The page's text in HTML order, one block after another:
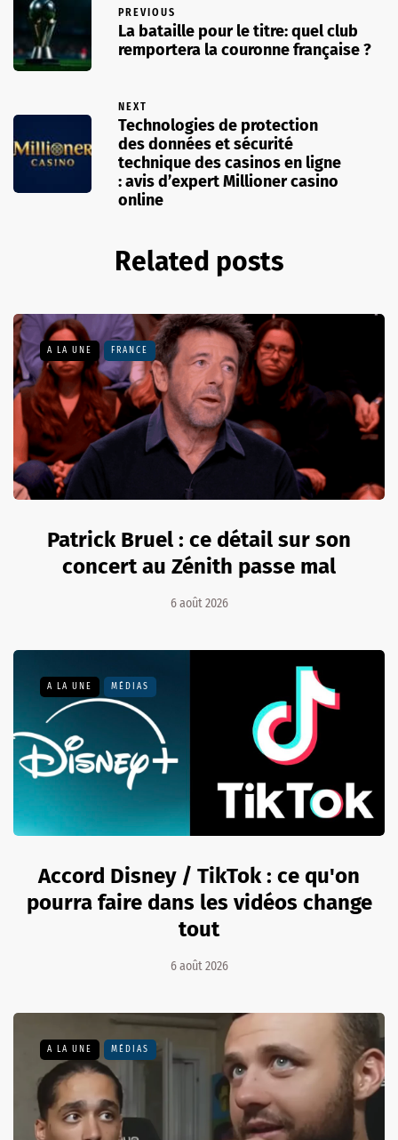
PREVIOUS
La bataille pour le titre: quel club
remportera la couronne française ?
NEXT
Technologies de protection
des données et sécurité
technique des casinos en ligne
: avis d’expert Millioner casino
online
Related posts
A LA UNE FRANCE
Patrick Bruel : ce détail sur son
concert au Zénith passe mal
6 août 2026
A LA UNE MÉDIAS
Accord Disney / TikTok : ce qu'on
pourra faire dans les vidéos change
tout
6 août 2026
A LA UNE MÉDIAS